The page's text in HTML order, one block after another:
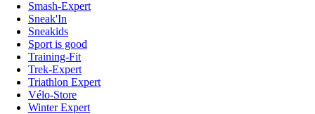
Smash-Expert
Sneak'In
Sneakids
Sport is good
Training-Fit
Trek-Expert
Triathlon Expert
Vélo-Store
Winter Expert